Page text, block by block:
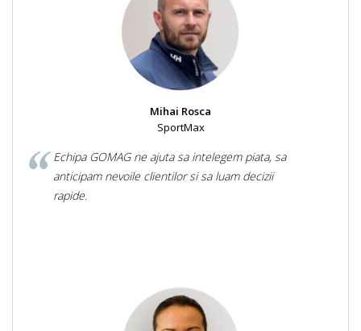
Mihai Rosca
SportMax
Echipa GOMAG ne ajuta sa intelegem piata, sa
anticipam nevoile clientilor si sa luam decizii
rapide.